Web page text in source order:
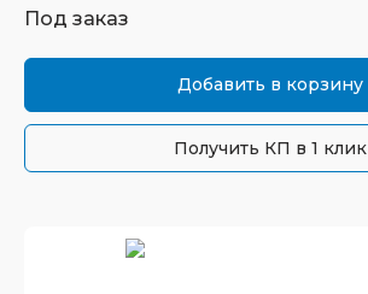
Под заказ
Добавить в корзину
Получить КП в 1 клик